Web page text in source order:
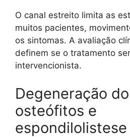
O canal estreito limita as
muitos pacientes,
os sintomas. A avaliação
definem se o tratamento
intervencionista.
Degeneração
osteófitos e
espondilolistese